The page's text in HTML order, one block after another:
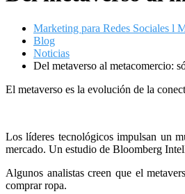
Marketing para Redes Sociales l
Blog
Noticias
Del metaverso al metacomercio:
El metaverso es la evolución de la
Los líderes tecnológicos impulsan un
mercado. Un estudio de Bloomberg
Algunos analistas creen que el
comprar ropa.